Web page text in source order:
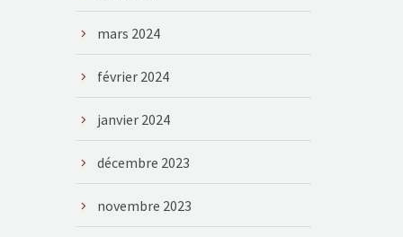
mars 2024
février 2024
janvier 2024
décembre 2023
novembre 2023